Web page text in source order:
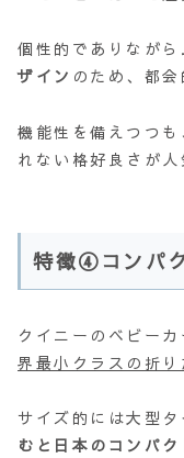
個性的でありながら
ザイン のため、都
機能性を備えつつ
れない格好良さが人
特徴④コンパ
クイニーのベビー
界最小クラスの折
サイズ的には大型タ
むと日本のコンパ